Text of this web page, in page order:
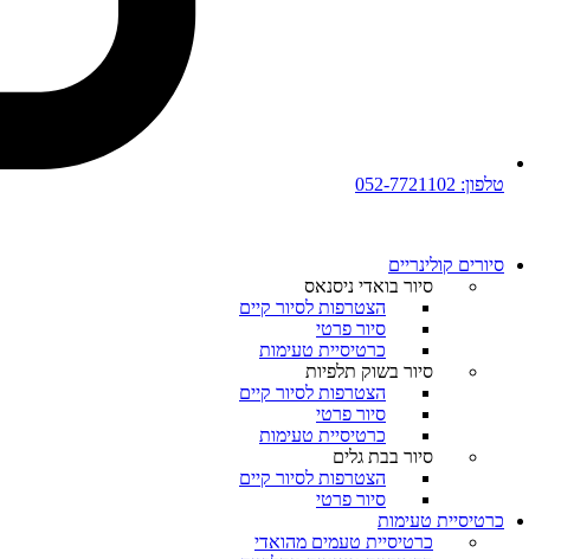
טלפון: 052-7721102
סיורים קולינריים​
סיור בואדי ניסנאס
הצטרפות לסיור קיים
סיור פרטי
כרטיסיית טעימות
סיור בשוק תלפיות
הצטרפות לסיור קיים
סיור פרטי
כרטיסיית טעימות
סיור בבת גלים
הצטרפות לסיור קיים
סיור פרטי
כרטיסיית טעימות
כרטיסיית טעמים מהואדי